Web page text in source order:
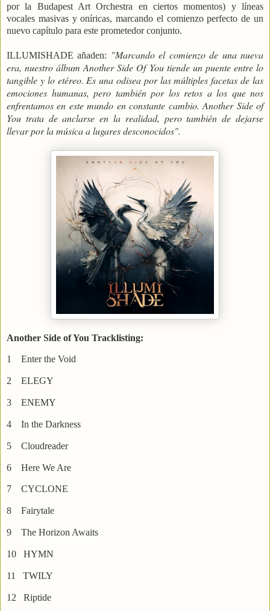
por la Budapest Art Orchestra en ciertos momentos) y líneas
vocales masivas y oníricas, marcando el comienzo perfecto de un
nuevo capítulo para este prometedor conjunto.
ILLUMISHADE añaden: "Marcando el comienzo de una nueva
era, nuestro álbum Another Side Of You tiende un puente entre lo
tangible y lo etéreo. Es una odisea por las múltiples facetas de las
emociones humanas, pero también por los retos a los que nos
enfrentamos en este mundo en constante cambio. Another Side of
You trata de anclarse en la realidad, pero también de dejarse
llevar por la música a lugares desconocidos".
Another Side of You Tracklisting:
1 Enter the Void
2 ELEGY
3 ENEMY
4 In the Darkness
5 Cloudreader
6 Here We Are
7 CYCLONE
8 Fairytale
9 The Horizon Awaits
10 HYMN
11 TWILY
12 Riptide